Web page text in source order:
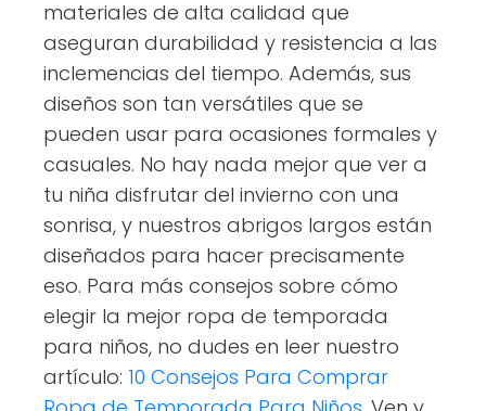
materiales de alta calidad que
aseguran durabilidad y resistencia a las
inclemencias del tiempo. Además, sus
diseños son tan versátiles que se
pueden usar para ocasiones formales y
casuales. No hay nada mejor que ver a
tu niña disfrutar del invierno con una
sonrisa, y nuestros abrigos largos están
diseñados para hacer precisamente
eso. Para más consejos sobre cómo
elegir la mejor ropa de temporada
para niños, no dudes en leer nuestro
artículo: 10 Consejos Para Comprar